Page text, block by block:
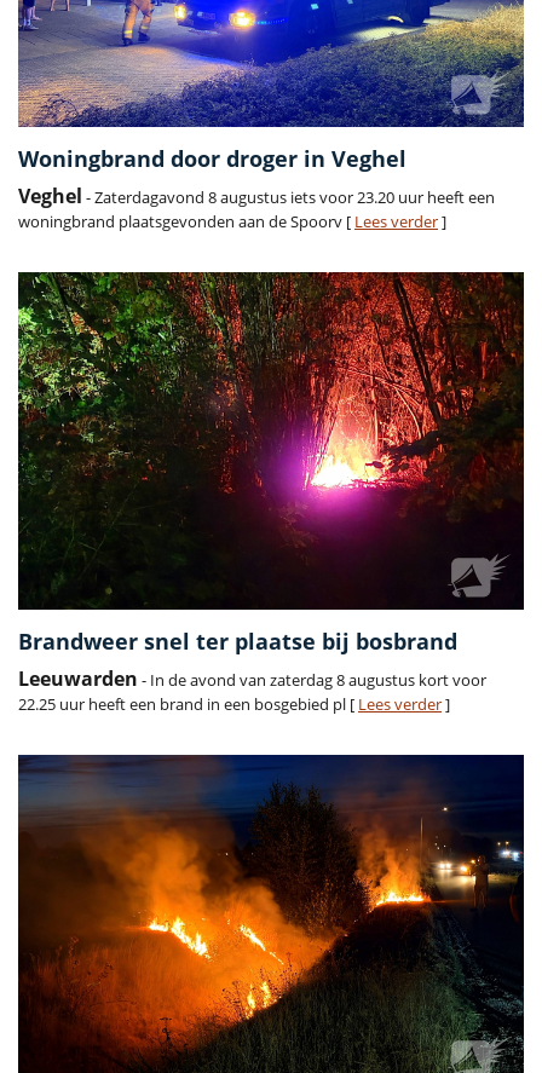
Woningbrand door droger in Veghel
Veghel - Zaterdagavond 8 augustus iets voor 23.20 uur heeft een
woningbrand plaatsgevonden aan de Spoorv [ Lees verder]
Brandweer snel ter plaatse bij bosbrand
Leeuwarden - In de avond van zaterdag 8 augustus kort voor
22.25 uur heeft een brand in een bosgebied pl [ Lees verder]